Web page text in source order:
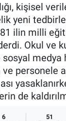
kişisel
yeni
ilin milli
Okul ve
medya
personele
de
6 51